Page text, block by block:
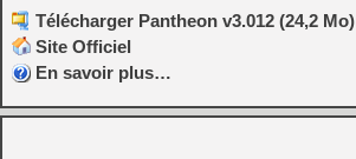
Télécharger Pantheon v3.012 (24,2 Mo)
Site Officiel
En savoir plus…